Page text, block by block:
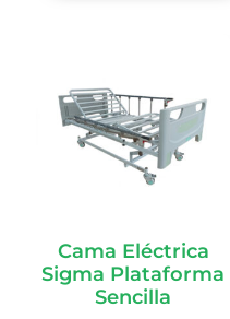
Cama Eléctrica
Sigma Plataforma
Sencilla